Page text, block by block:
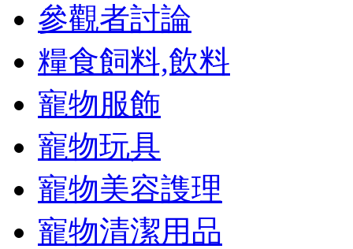
參觀者討論
糧食飼料,飲料
寵物服飾
寵物玩具
寵物美容謢理
寵物清潔用品